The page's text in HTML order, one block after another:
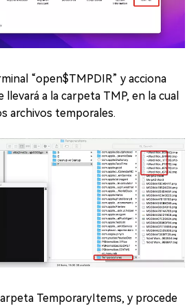
“open$TMPDIR” y acciona
a la carpeta TMP, en la cual
archivos temporales.
TemporaryItems, y procede